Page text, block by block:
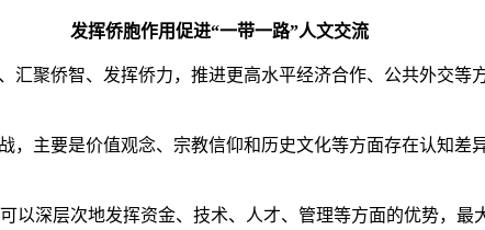
发挥侨胞作用促进“一带一路”人文交流
聚侨智、发挥侨力，推进更高水平经济合作、公共外交等
主要是价值观念、宗教信仰和历史文化等方面存在认知差
深层次地发挥资金、技术、人才、管理等方面的优势，最